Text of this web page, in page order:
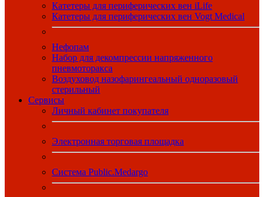
Катетеры для периферических вен iLife
Катетеры для периферических вен Vogt Medical
Нефопам
Набор для декомпрессии напряженного
пневмоторакса
Воздуховод назофарингеальный одноразовый
стерильный
Сервисы
Личный кабинет покупателя
Электронная торговая площадка
Система Public.Medargo